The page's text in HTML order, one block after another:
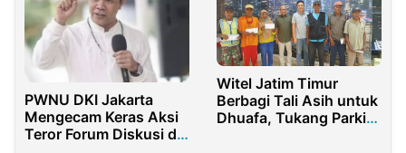
PWNU DKI Jakarta
Mengecam Keras Aksi
Teror Forum Diskusi di
Witel Jatim Timur
Berbagi Tali Asih untuk
Dhuafa, Tukang Parkir,